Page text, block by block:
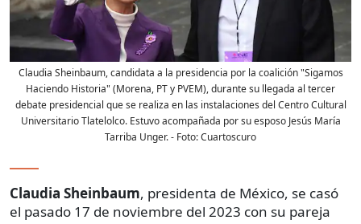
Claudia Sheinbaum, candidata a la presidencia por la coalición "Sigamos
Haciendo Historia" (Morena, PT y PVEM), durante su llegada al tercer
debate presidencial que se realiza en las instalaciones del Centro Cultural
Universitario Tlatelolco. Estuvo acompañada por su esposo Jesús María
Tarriba Unger.- Foto:Cuartoscuro
Claudia Sheinbaum, presidenta de México, se casó
el pasado 17 de noviembre del 2023 con su pareja